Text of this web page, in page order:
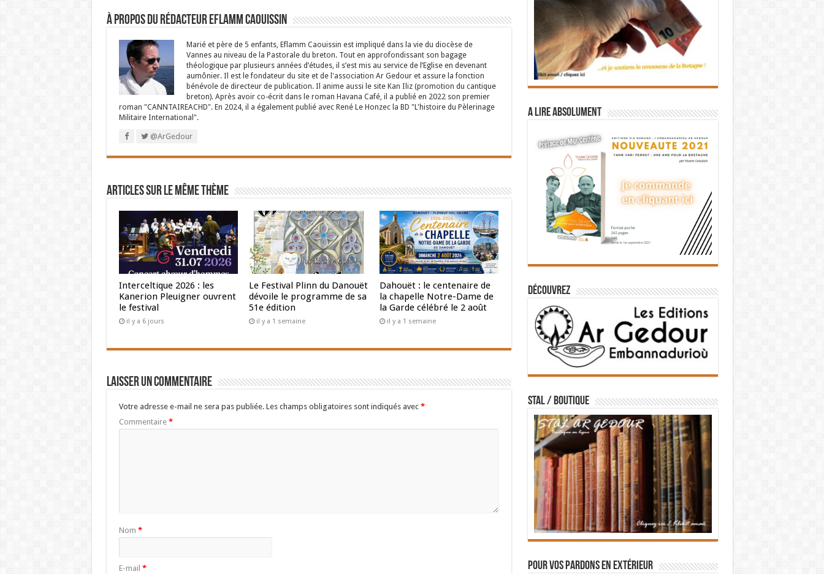
À propos du rédacteur Eflamm Caouissin
Marié et père de 5 enfants, Eflamm Caouissin est impliqué dans la vie du diocèse de
Vannes au niveau de la Pastorale du breton. Tout en approfondissant son bagage
théologique par plusieurs années d’études, il s’est mis au service de l’Eglise en devenant
aumônier. Il est le fondateur du site et de l'association Ar Gedour et assure la fonction
bénévole de directeur de publication. Il anime aussi le site Kan Iliz (promotion du cantique
breton). Après avoir co-écrit dans le roman Havana Café, il a publié en 2022 son premier
roman "CANNTAIREACHD". En 2024, il a également publié avec René Le Honzec la BD "L'histoire du Pèlerinage
Militaire International".
@ArGedour
Articles sur le même thème
Interceltique 2026 : les
Kanerion Pleuigner ouvrent
le festival
il y a 6 jours
Le Festival Plinn du Danouët
dévoile le programme de sa
51e édition
il y a 1 semaine
Dahouët : le centenaire de
la chapelle Notre-Dame de
la Garde célébré le 2 août
il y a 1 semaine
Laisser un commentaire
Votre adresse e-mail ne sera pas publiée. Les champs obligatoires sont indiqués avec *
Commentaire *
Nom *
E-mail *
A lire absolument
Découvrez
STAL / BOUTIQUE
Pour vos pardons en extérieur